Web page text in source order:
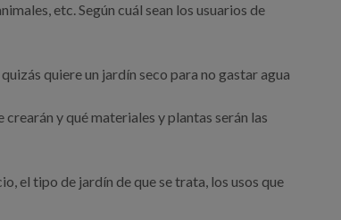
etc. Según cuál sean los usuarios de
quiere un jardín seco para no gastar agua
y qué materiales y plantas serán las
el tipo de jardín de que se trata, los usos que